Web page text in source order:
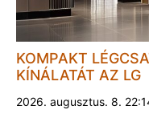
KOMPAKT
KÍNÁLATÁT AZ LG
2026. augusztus. 8.